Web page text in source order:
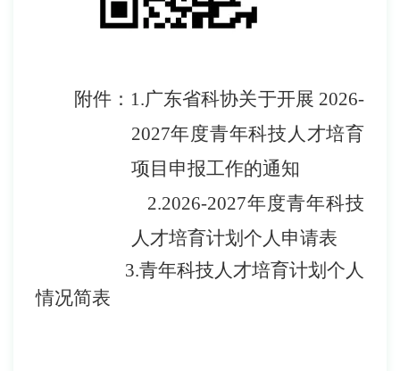
附件： 1.广东省科协关于开展 2026-
2027年度青年科技人才培育
项目 申报工作的通知
2.2026-2027年度青年科技
人才培育计划个人申请表
3.青年科技人才培育计划个人
情况简表